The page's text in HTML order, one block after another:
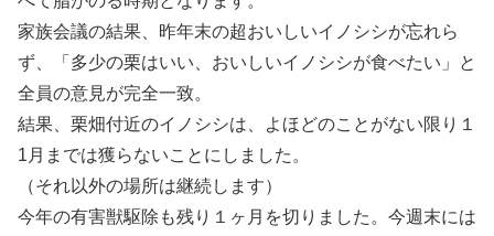
家族会議の結果、昨年末の超おいしいイノシシが忘れら
ず、「多少の栗はいい、おいしいイノシシが食べたい」と
全員の意見が完全一致。
結果、栗畑付近のイノシシは、よほどのことがない限り１
1月までは獲らないことにしました。
（それ以外の場所は継続します）
今年の有害獣駆除も残り１ヶ月を切りました。今週末には